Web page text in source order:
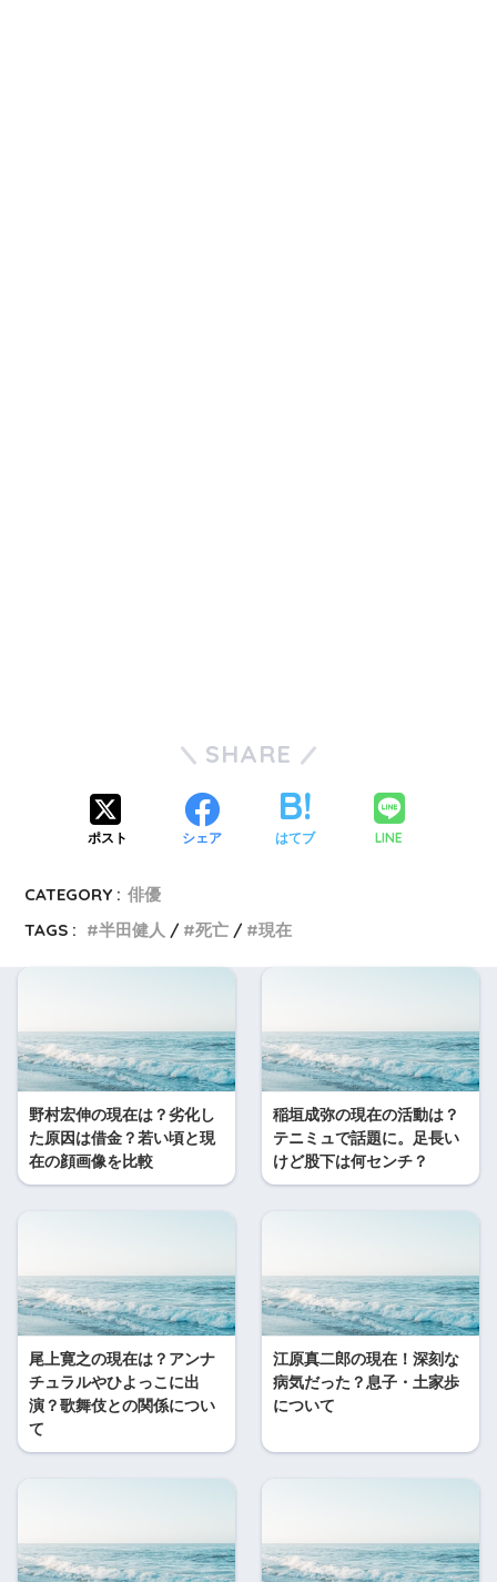
SHARE
ポスト シェア はてブ LINE
CATEGORY : 俳優
TAGS :
半田健人 死亡 現在
野村宏伸の現在は？劣化し
た原因は借金？若い頃と現
在の顔画像を比較
稲垣成弥の現在の活動は？
テニミュで話題に。足長い
けど股下は何センチ？
尾上寛之の現在は？アンナ
チュラルやひよっこに出
演？歌舞伎との関係につい
て
江原真二郎の現在！深刻な
病気だった？息子・土家歩
について